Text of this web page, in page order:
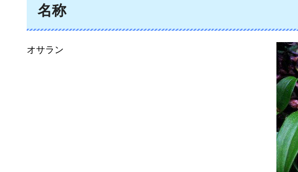
名称
オサラン